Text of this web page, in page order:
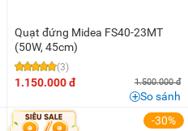
Quạt đứng Midea FS40-23MT
(50W, 45cm)
(3)
1.150.000 đ 1.500.000 đ
So sánh
-30%